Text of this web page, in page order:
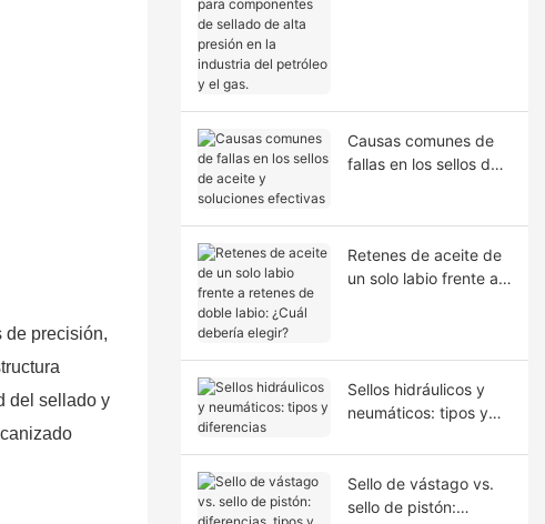
de precisión,
del sellado y
Causas comunes de
fallas en los sellos de
Retenes de aceite de
un solo labio frente a
Sellos hidráulicos y
neumáticos: tipos y
Sello de vástago vs.
sello de pistón: